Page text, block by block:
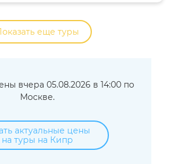
еще туры
вчера 05.08.2026 в 14:00 по
Москве.
актуальные цены
на туры на Кипр